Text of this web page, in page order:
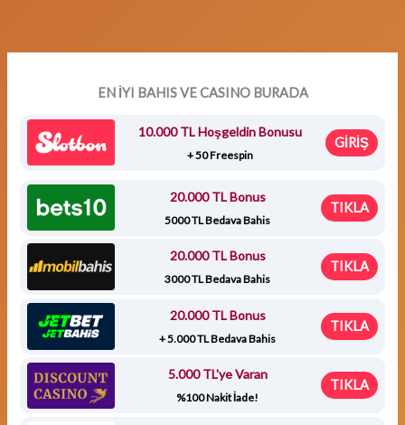
EN İYI BAHIS VE CASINO BURADA
10.000 TL Hoşgeldin Bonusu
+ 50 Freespin
GİRİŞ
20.000 TL Bonus
5000 TL Bedava Bahis
TIKLA
20.000 TL Bonus
3000 TL Bedava Bahis
TIKLA
20.000 TL Bonus
+ 5.000 TL Bedava Bahis
TIKLA
5.000 TL'ye Varan
%100 Nakit İade!
TIKLA